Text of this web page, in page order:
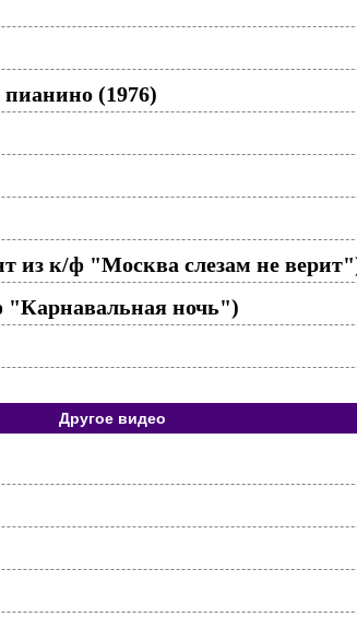
(1976)
из к/ф "Москва слезам не
"Карнавальная ночь")
Другое видео